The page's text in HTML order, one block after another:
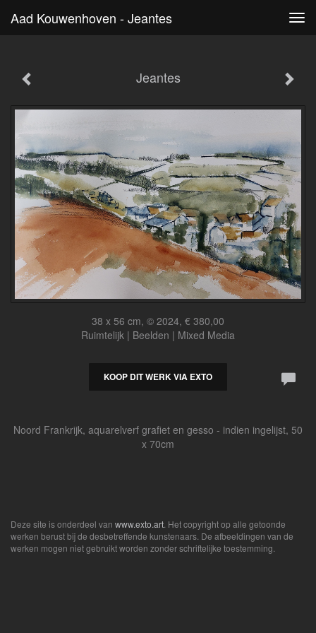
Aad Kouwenhoven - Jeantes
Jeantes
38 x 56 cm, © 2024, € 380,00
Ruimtelijk | Beelden | Mixed Media
KOOP DIT WERK VIA EXTO
Noord Frankrijk, aquarelverf grafiet en gesso - indien ingelijst, 50
x 70cm
Deze site is onderdeel van www.exto.art . Het copyright op alle getoonde
werken berust bij de desbetreffende kunstenaars. De afbeeldingen van de
werken mogen niet gebruikt worden zonder schriftelijke toestemming.